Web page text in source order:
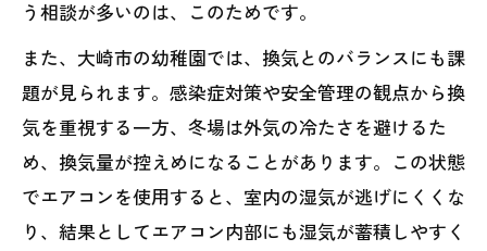
う相談が多いのは、このためです。
また、大崎市の幼稚園では、換気とのバランスにも課
題が見られます。感染症対策や安全管理の観点から換
気を重視する一方、冬場は外気の冷たさを避けるた
め、換気量が控えめになることがあります。この状態
でエアコンを使用すると、室内の湿気が逃げにくくな
り、結果としてエアコン内部にも湿気が蓄積しやすく